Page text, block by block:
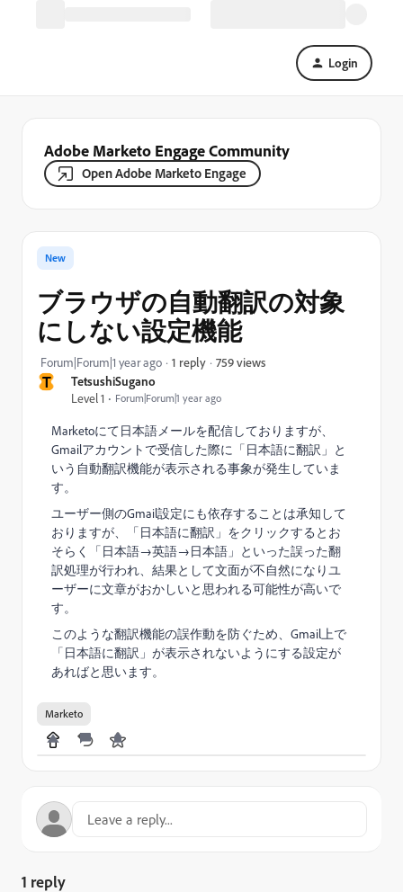
Login
Adobe Marketo Engage Community
Open Adobe Marketo Engage
T
TetsushiSugano
Level 1
Forum|Forum|1 year ago
New
ブラウザの自動翻訳の対象
にしない設定機能
Forum|Forum|1 year ago 1 reply 759 views
Marketoにて日本語メールを配信しておりますが、
Gmailアカウントで受信した際に「日本語に翻訳」と
いう自動翻訳機能が表示される事象が発生していま
す。
ユーザー側のGmail設定にも依存することは承知して
おりますが、「日本語に翻訳」をクリックするとお
そらく「日本語→英語→日本語」といった誤った翻
訳処理が行われ、結果として文面が不自然になりユ
ーザーに文章がおかしいと思われる可能性が高いで
す。
このような翻訳機能の誤作動を防ぐため、Gmail上で
「日本語に翻訳」が表示されないようにする設定が
あればと思います。
Marketo
1 reply